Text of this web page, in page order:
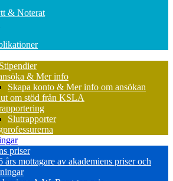
& Noterat
& Mer info
Skapa konto & Mer info om ansökan
om stöd från KSLA
Slutrapporter
priser
års mottagare av akademiens priser och